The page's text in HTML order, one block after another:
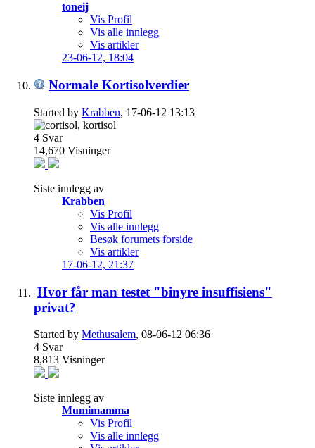
toneij
Vis Profil
Vis alle innlegg
Vis artikler
23-06-12, 18:04
Normale Kortisolverdier
Started by Krabben, 17-06-12 13:13
4 Svar
14,670 Visninger
Siste innlegg av
Krabben
Vis Profil
Vis alle innlegg
Besøk forumets forside
Vis artikler
17-06-12, 21:37
Hvor får man testet "binyre insuffisiens"
privat?
Started by Methusalem, 08-06-12 06:36
4 Svar
8,813 Visninger
Siste innlegg av
Mumimamma
Vis Profil
Vis alle innlegg